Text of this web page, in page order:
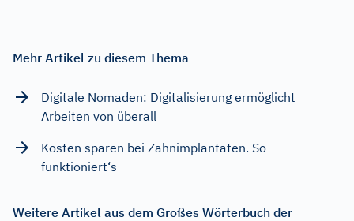
Mehr Artikel zu diesem Thema
Digitale Nomaden: Digitalisierung ermöglicht
Arbeiten von überall
Kosten sparen bei Zahnimplantaten. So
funktioniert‘s
Weitere Artikel aus dem Großes Wörterbuch der